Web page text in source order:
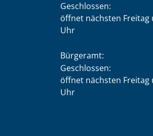
Klicken, um weitere
Geschlossen:
öffnet nächsten Freitag
Uhr
Bürgeramt:
Klicken, um weitere
Geschlossen:
öffnet nächsten Freitag
Uhr